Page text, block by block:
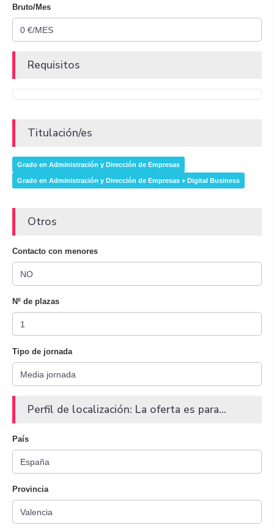
Bruto/Mes
Requisitos
Titulación/es
Grado en Administración y Dirección de Empresas
Grado en Administración y Dirección de Empresas + Digital Business
Otros
Contacto con menores
Nº de plazas
Tipo de jornada
Perfil de localización: La oferta es para...
País
Provincia